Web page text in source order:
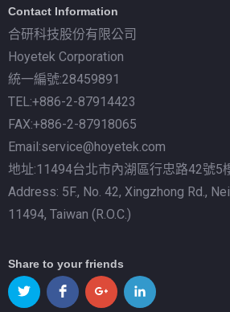
Contact Information
合研科技股份有限公司
Hoyetek Corporation
統一編號:28459891
TEL:+886-2-87914423
FAX:+886-2-87918065
Email:service@hoyetek.com
地址:11494台北市內湖區行忠路42號5
Address: 5F., No. 42, Xingzhong Rd.,
11494, Taiwan (R.O.C.)
Share to your friends